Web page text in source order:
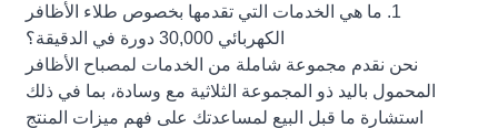
1. ما هي الخدمات التي تقدمها بخصوص طلاء الأظافر
الكهربائي 30,000 دورة في الدقيقة؟
نحن نقدم مجموعة شاملة من الخدمات لمصباح الأظافر
المحمول باليد ذو المجموعة الثلاثية مع وسادة، بما في ذلك
استشارة ما قبل البيع لمساعدتك على فهم ميزات المنتج